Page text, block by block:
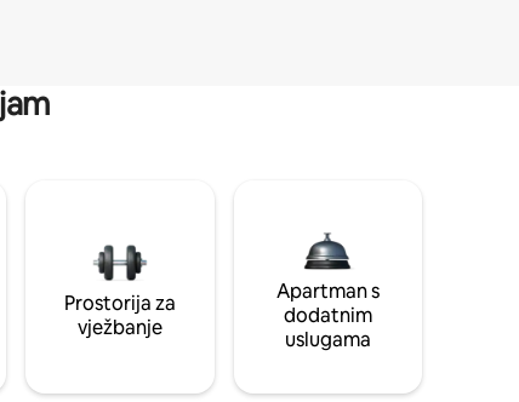
Prostorija za
vježbanje
Apartman s
dodatnim
uslugama